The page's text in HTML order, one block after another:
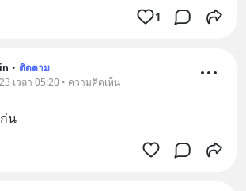
1
• ติดตาม
เวลา 05:20 • ความคิดเห็น
น